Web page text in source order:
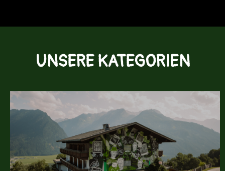
UNSERE KATEGORIEN